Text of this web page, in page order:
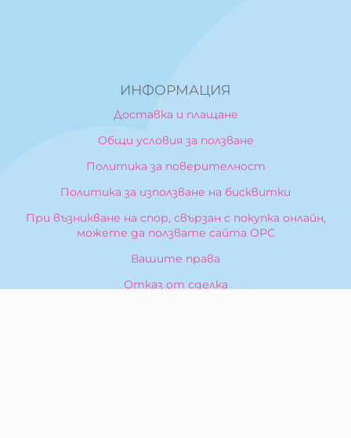
ИНФОРМАЦИЯ
Доставка и плащане
Общи условия за ползване
Политика за поверителност
Политика за използване на бисквитки
При възникване на спор, свързан с покупка онлайн,
можете да ползвате сайта ОРС
Вашите права
Отказ от сделка